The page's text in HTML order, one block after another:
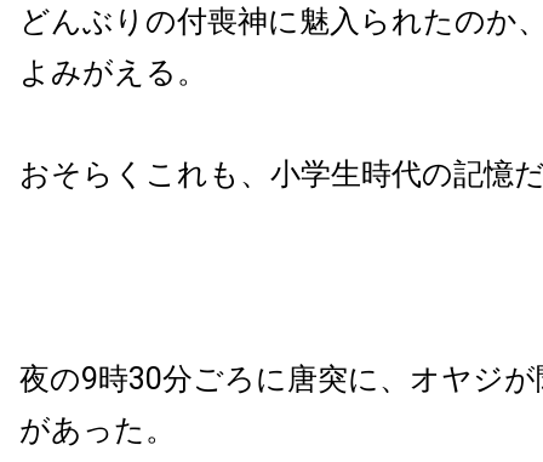
どんぶりの付喪神に魅入られたのか
よみがえる。
おそらくこれも、小学生時代の記憶
夜の9時30分ごろに唐突に、オヤジ
があった。